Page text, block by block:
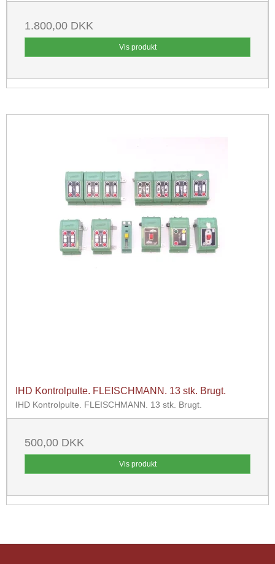
1.800,00 DKK
Vis produkt
IHD Kontrolpulte. FLEISCHMANN. 13 stk. Brugt.
IHD Kontrolpulte. FLEISCHMANN. 13 stk. Brugt.
500,00 DKK
Vis produkt